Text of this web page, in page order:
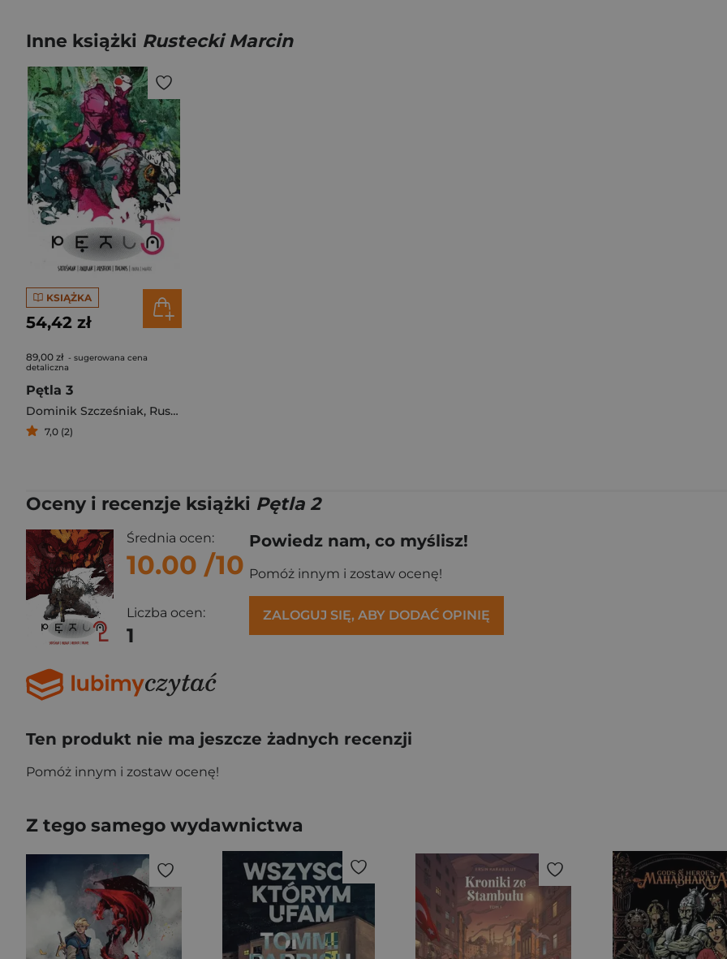
Inne książki Rustecki Marcin
KSIĄŻKA
54,42 zł
89,00 zł - sugerowana cena
detaliczna
Pętla 3
Dominik Szcześniak, Rustecki Marcin
7,0 (2)
Oceny i recenzje książki Pętla 2
Średnia ocen:
10.00 /10
Liczba ocen:
1
Powiedz nam, co myślisz!
Pomóż innym i zostaw ocenę!
ZALOGUJ SIĘ, ABY DODAĆ OPINIĘ
Ten produkt nie ma jeszcze żadnych recenzji
Pomóż innym i zostaw ocenę!
Z tego samego wydawnictwa